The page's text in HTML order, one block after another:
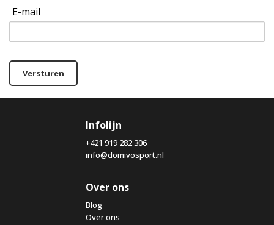
E-mail
Versturen
Infolijn
+421 919 282 306
info@domivosport.nl
Over ons
Blog
Over ons